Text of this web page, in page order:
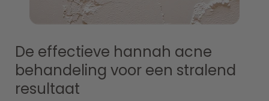
De effectieve hannah acne
behandeling voor een stralend
resultaat